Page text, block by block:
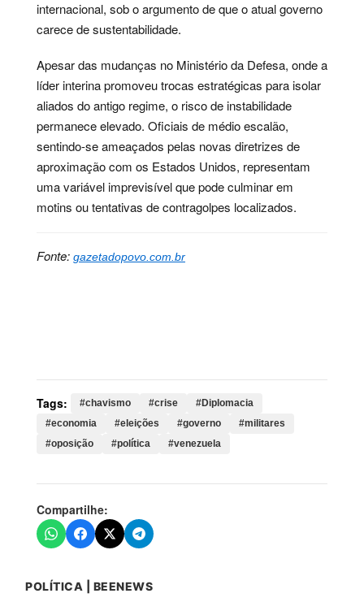
internacional, sob o argumento de que o atual governo
carece de sustentabilidade.
Apesar das mudanças no Ministério da Defesa, onde a
líder interina promoveu trocas estratégicas para isolar
aliados do antigo regime, o risco de instabilidade
permanece elevado. Oficiais de médio escalão,
sentindo-se ameaçados pelas novas diretrizes de
aproximação com os Estados Unidos, representam
uma variável imprevisível que pode culminar em
motins ou tentativas de contragolpes localizados.
Fonte: gazetadopovo.com.br
Tags: #chavismo #crise
#Diplomacia
#economia
#eleições #governo
#militares
#oposição
#política #venezuela
Compartilhe:
POLÍTICA | BEENEWS